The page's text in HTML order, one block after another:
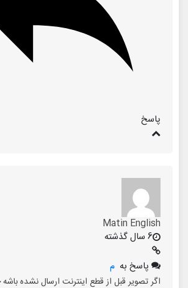
پاسخ
Matin English
6 سال گذشته
پاسخ به م
اگر تصویر قبل از قطع اینترنت ارسال نشده باشه